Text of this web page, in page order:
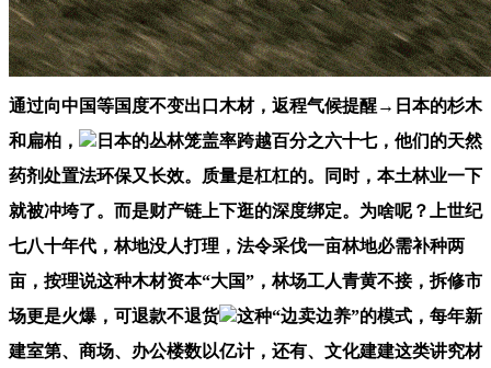
通过向中国等国度不变出口木材，返程气候提醒→日本的杉木
和扁柏，
日本的丛林笼盖率跨越百分之六十七，他们的天然
药剂处置法环保又长效。质量是杠杠的。同时，本土林业一下
就被冲垮了。而是财产链上下逛的深度绑定。为啥呢？上世纪
七八十年代，林地没人打理，法令采伐一亩林地必需补种两
亩，按理说这种木材资本“大国”，林场工人青黄不接，拆修市
场更是火爆，可退款不退货
这种“边卖边养”的模式，每年新
建室第、商场、办公楼数以亿计，还有、文化建建这类讲究材